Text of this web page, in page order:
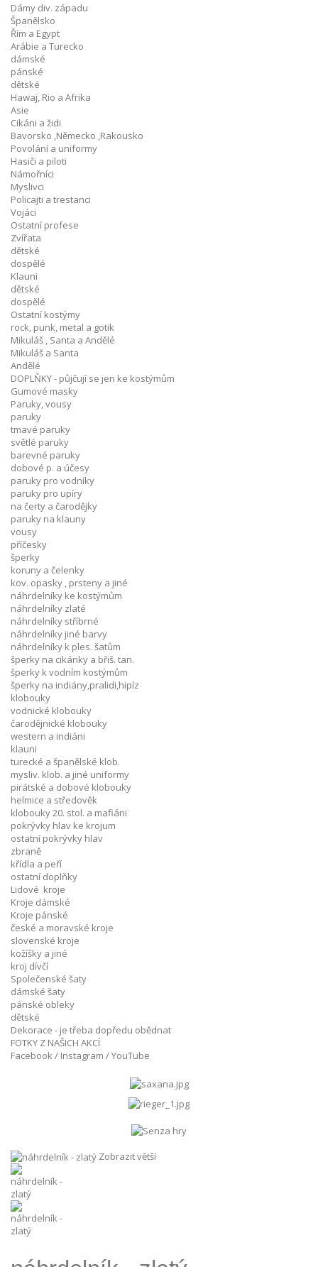
Dámy div. západu
Španělsko
Řím a Egypt
Arábie a Turecko
dámské
pánské
dětské
Hawaj, Rio a Afrika
Asie
Cikáni a židi
Bavorsko ,Německo ,Rakousko
Povolání a uniformy
Hasiči a piloti
Námořníci
Myslivci
Policajti a trestanci
Vojáci
Ostatní profese
Zvířata
dětské
dospělé
Klauni
dětské
dospělé
Ostatní kostýmy
rock, punk, metal a gotik
Mikuláš , Santa a Andělé
Mikuláš a Santa
Andělé
DOPLŇKY - půjčují se jen ke kostýmům
Gumové masky
Paruky, vousy
paruky
tmavé paruky
světlé paruky
barevné paruky
dobové p. a účesy
paruky pro vodníky
paruky pro upíry
na čerty a čarodějky
paruky na klauny
vousy
příčesky
šperky
koruny a čelenky
kov. opasky , prsteny a jiné
náhrdelníky ke kostýmům
náhrdelníky zlaté
náhrdelníky stříbrné
náhrdelníky jiné barvy
náhrdelníky k ples. šatům
šperky na cikánky a břiš. tan.
šperky k vodním kostýmům
šperky na indiány,pralidi,hipíz
klobouky
vodnické klobouky
čarodějnické klobouky
western a indiáni
klauni
turecké a španělské klob.
mysliv. klob. a jiné uniformy
pirátské a dobové klobouky
helmice a středověk
klobouky 20. stol. a mafiáni
pokrývky hlav ke krojum
ostatní pokrývky hlav
zbraně
křídla a peří
ostatní doplňky
Lidové kroje
Kroje dámské
Kroje pánské
české a moravské kroje
slovenské kroje
kožíšky a jiné
kroj dívčí
Společenské šaty
dámské šaty
pánské obleky
dětské
Dekorace - je třeba dopředu obědnat
FOTKY Z NAŠICH AKCÍ
Facebook / Instagram / YouTube
Zobrazit větší